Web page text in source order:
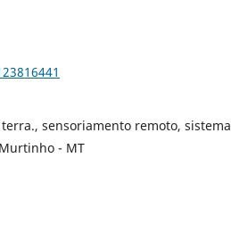
sensoriamento remoto, sistema
- MT